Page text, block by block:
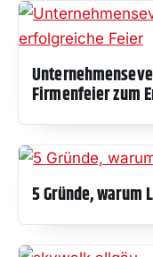
Firmenfeier zum
5 Gründe, warum